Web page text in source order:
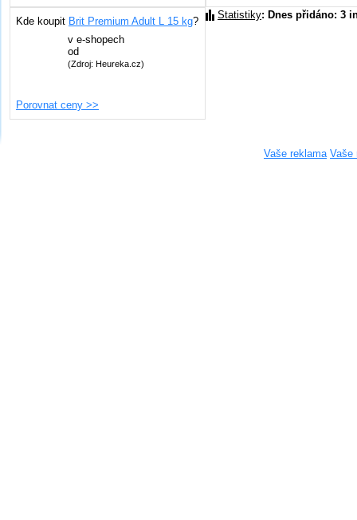
Kde koupit Brit Premium Adult L 15 kg?
v e-shopech
od
(Zdroj: Heureka.cz)
Porovnat ceny >>
Statistiky: Dnes přidáno: 3
Vaše reklama Vaše